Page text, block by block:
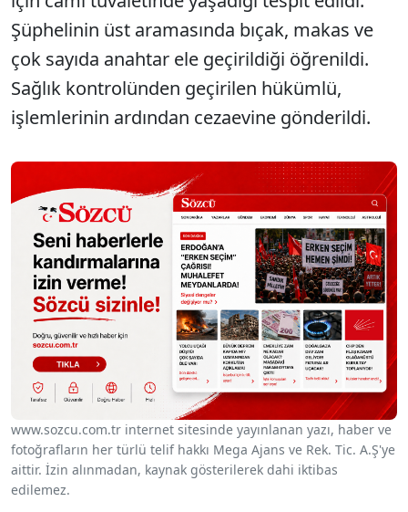
Şüphelinin üst aramasında bıçak, makas ve
çok sayıda anahtar ele geçirildiği öğrenildi.
Sağlık kontrolünden geçirilen hükümlü,
işlemlerinin ardından cezaevine gönderildi.
www.sozcu.com.tr internet sitesinde yayınlanan yazı, haber ve
fotoğrafların her türlü telif hakkı Mega Ajans ve Rek. Tic. A.Ş'ye
aittir. İzin alınmadan, kaynak gösterilerek dahi iktibas
edilemez.